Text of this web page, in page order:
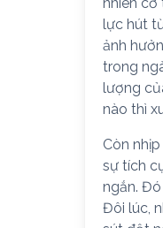
lực hút
ảnh
trong
lượng
nào thì
Còn
sự tích
ngắn.
Đôi lúc,